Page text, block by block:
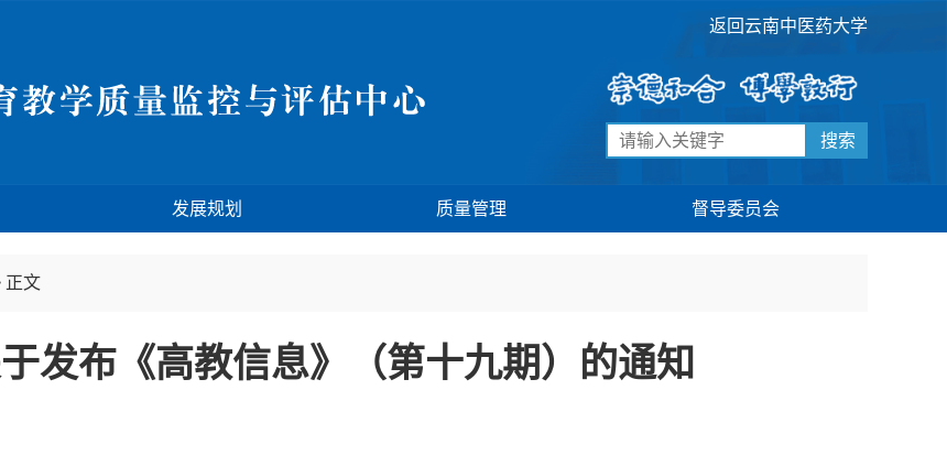
返回云南中医药大学
搜索
发展规划 质量管理 督导委员会
正文
发布《高教信息》（第十九期）的通知